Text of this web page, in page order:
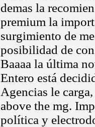
demas la
premium la
surgimiento de
posibilidad de
Baaaa la última
Entero está
Agencias le
above the mg.
política y